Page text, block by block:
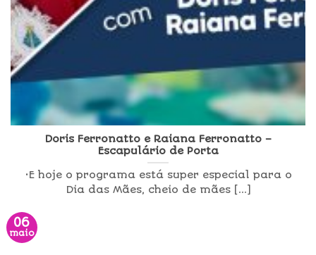
Doris Ferronatto e Raiana Ferronatto –
Escapulário de Porta
•E hoje o programa está super especial para o
Dia das Mães, cheio de mães [...]
06
maio